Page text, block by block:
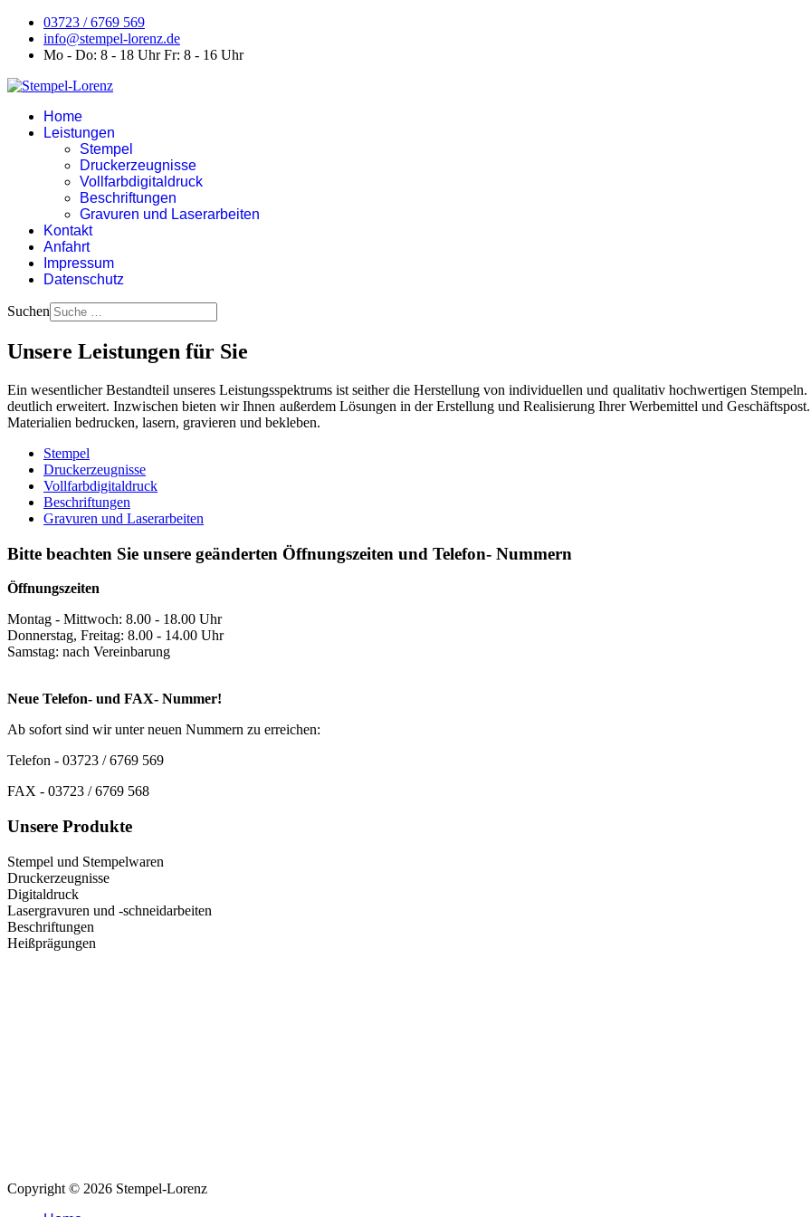
03723 / 6769 569
info@stempel-lorenz.de
Mo - Do: 8 - 18 Uhr Fr: 8 - 16 Uhr
Home
Leistungen
Stempel
Druckerzeugnisse
Vollfarbdigitaldruck
Beschriftungen
Gravuren und Laserarbeiten
Kontakt
Anfahrt
Impressum
Datenschutz
Suchen
Unsere Leistungen für Sie
Ein wesentlicher Bestandteil unseres Leistungsspektrums ist seither die Herstellung von individuellen und qualitativ hochwertigen
deutlich erweitert. Inzwischen bieten wir Ihnen außerdem Lösungen in der Erstellung und Realisierung Ihrer Werbemittel und
Materialien bedrucken, lasern, gravieren und bekleben.
Stempel
Druckerzeugnisse
Vollfarbdigitaldruck
Beschriftungen
Gravuren und Laserarbeiten
Bitte beachten Sie unsere geänderten Öffnungszeiten und Telefon- Nummern
Öffnungszeiten
Montag - Mittwoch: 8.00 - 18.00 Uhr
Donnerstag, Freitag: 8.00 - 14.00 Uhr
Samstag: nach Vereinbarung
Neue Telefon- und FAX- Nummer!
Ab sofort sind wir unter neuen Nummern zu erreichen:
Telefon - 03723 / 6769 569
FAX - 03723 / 6769 568
Unsere Produkte
Stempel und Stempelwaren
Druckerzeugnisse
Digitaldruck
Lasergravuren und -schneidarbeiten
Beschriftungen
Heißprägungen
Copyright © 2026 Stempel-Lorenz